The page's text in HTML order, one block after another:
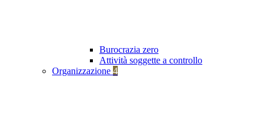
Burocrazia zero
Attività soggette a controllo
Organizzazione 4